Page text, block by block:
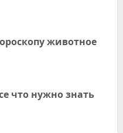
животное
что нужно знать